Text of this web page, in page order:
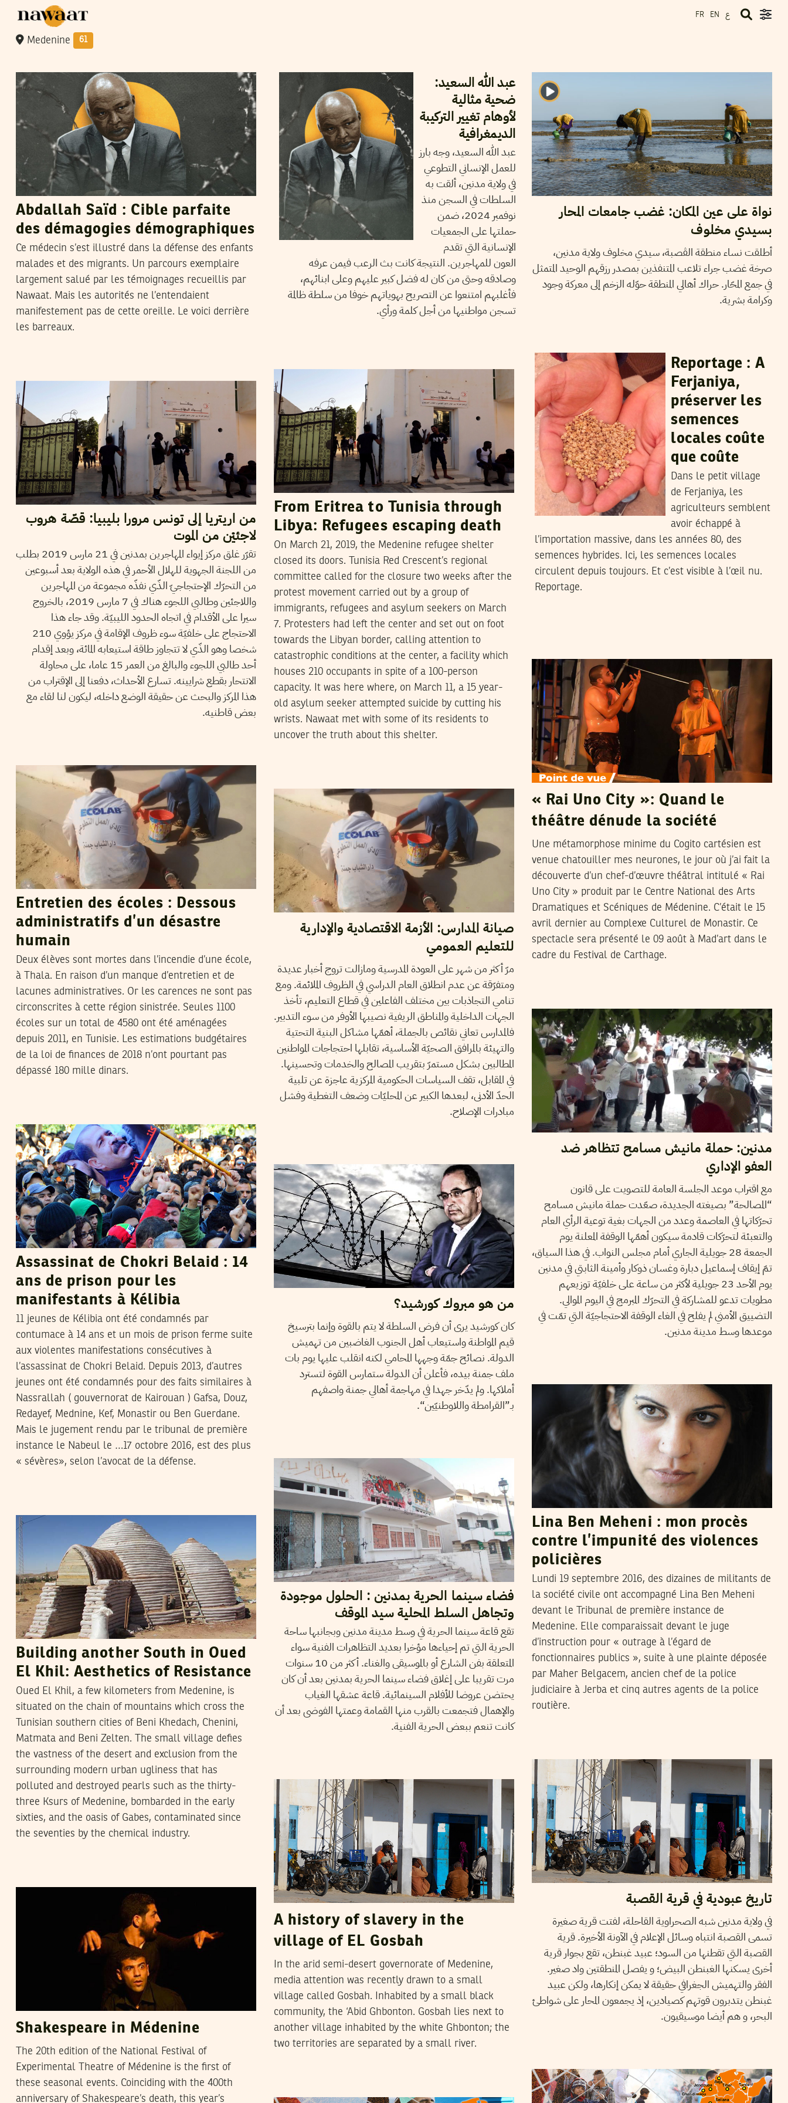
FR EN ع
Medenine 61
Abdallah Saïd : Cible parfaite
des démagogies démographiques
Ce médecin s’est illustré dans la défense des enfants
malades et des migrants. Un parcours exemplaire
largement salué par les témoignages recueillis par
Nawaat. Mais les autorités ne l’entendaient
manifestement pas de cette oreille. Le voici derrière
les barreaux.
عبد الله السعيد:
ضحية مثالية
لأوهام تغيير التركيبة
الديمغرافية
عبد الله السعيد، وجه بارز
للعمل الإنساني التطوعي
في ولاية مدنين، ألقت به
السلطات في السجن منذ
نوفمبر 2024، ضمن
حملتها على الجمعيات
الإنسانية التي تقدم
العون للمهاجرين. النتيجة كانت بث الرعب فيمن عرفه
وصادقه وحتى من كان له فضل كبير عليهم وعلى ابنائهم،
فأغلبهم امتنعوا عن التصريح بهوياتهم خوفا من سلطة ظالمة
تسجن مواطنيها من أجل كلمة ورأي.
نواة على عين المكان: غضب جامعات المحار
بسيدي مخلوف
أطلقت نساء منطقة الڤصبة، سيدي مخلوف ولاية مدنين،
صرخة غضب جراء تلاعب المتنفذين بمصدر رزقهم الوحيد المتمثل
في جمع المحّار. حراك أهالي المنطقة حوّله الزخم إلى معركة وجود
وكرامة بشرية.
Reportage : A
Ferjaniya,
préserver les
semences
locales coûte
que coûte
Dans le petit village
de Ferjaniya, les
agriculteurs semblent
avoir échappé à
l’importation massive, dans les années 80, des
semences hybrides. Ici, les semences locales
circulent depuis toujours. Et c’est visible à l’œil nu.
Reportage.
From Eritrea to Tunisia through
Libya: Refugees escaping death
On March 21, 2019, the Medenine refugee shelter
closed its doors. Tunisia Red Crescent’s regional
committee called for the closure two weeks after the
protest movement carried out by a group of
immigrants, refugees and asylum seekers on March
7. Protesters had left the center and set out on foot
towards the Libyan border, calling attention to
catastrophic conditions at the center, a facility which
houses 210 occupants in spite of a 100-person
capacity. It was here where, on March 11, a 15 year-
old asylum seeker attempted suicide by cutting his
wrists. Nawaat met with some of its residents to
uncover the truth about this shelter.
من اريتريا إلى تونس مرورا بليبيا: قصّة هروب
لاجئيْن من الموت
تقرّر غلق مركز إيواء المهاجرين بمدنين في 21 مارس 2019 بطلب
من اللجنة الجهوية للهلال الأحمر في هذه الولاية بعد أسبوعين
من التحرّك الإحتجاجيّ الذّي نفذّه مجموعة من المهاجرين
واللاجئين وطالبي اللجوء هناك في 7 مارس 2019، بالخروج
سيرا على الأقدام في اتجاه الحدود الليبيّة. وقد جاء هذا
الاحتجاج على خلفيّة سوء ظروف الإقامة في مركز يؤوي 210
شخصا وهو الذّي لا تتجاوز طاقة استيعابه المائة، وبعد إقدام
أحد طالبي اللجوء والبالغ من العمر 15 عاما، على محاولة
الانتحار بقطع شرايينه. تسارع الأحداث، دفعنا إلى الإقتراب من
هذا المركز والبحث عن حقيقة الوضع داخله، ليكون لنا لقاء مع
بعض قاطنيه.
« Rai Uno City »: Quand le
théâtre dénude la société
Une métamorphose minime du Cogito cartésien est
venue chatouiller mes neurones, le jour où j’ai fait la
découverte d’un chef-d’œuvre théâtral intitulé « Rai
Uno City » produit par le Centre National des Arts
Dramatiques et Scéniques de Médenine. C’était le 15
avril dernier au Complexe Culturel de Monastir. Ce
spectacle sera présenté le 09 août à Mad’art dans le
cadre du Festival de Carthage.
Entretien des écoles : Dessous
administratifs d’un désastre
humain
Deux élèves sont mortes dans l’incendie d’une école,
à Thala. En raison d’un manque d’entretien et de
lacunes administratives. Or les carences ne sont pas
circonscrites à cette région sinistrée. Seules 1100
écoles sur un total de 4580 ont été aménagées
depuis 2011, en Tunisie. Les estimations budgétaires
de la loi de finances de 2018 n’ont pourtant pas
dépassé 180 mille dinars.
صيانة المدارس: الأزمة الاقتصادية والإدارية
للتعليم العمومي
مرّ أكثر من شهر على العودة المدرسية ومازالت تروج أخبار عديدة
ومتفرّقة عن عدم انطلاق العام الدراسي في الظروف الملائمة. ومع
تنامي التجاذبات بين مختلف الفاعلين في قطاع التعليم، تأخذ
الجهات الداخلية والمناطق الريفية نصيبها الأوفر من سوء التدبير.
فالمدارس تعاني نقائص بالجملة، أهمّها مشاكل البنية التحتية
والتهيئة بالمرافق الصحيّة الأساسية، تقابلها احتجاجات المواطنين
المطالبين بشكل مستمرّ بتقريب المصالح والخدمات وتحسينها.
في المقابل، تقف السياسات الحكومية المركزية عاجزة عن تلبية
الحدّ الأدنى، لبعدها الكبير عن المحليّات وضعف التغطية وفشل
مبادرات الإصلاح.
مدنين: حملة مانيش مسامح تتظاهر ضد
العفو الإداري
مع اقتراب موعد الجلسة العامة للتصويت على قانون
“المصالحة” بصيغته الجديدة، صعّدت حملة مانيش مسامح
تحرّكاتها في العاصمة وعدد من الجهات بغية توعية الرأي العام
والتعبئة لتحرّكات قادمة سيكون أهمّها الوقفة المعلنة يوم
الجمعة 28 جويلية الجاري أمام مجلس النواب. في هذا السياق،
تمّ إيقاف إسماعيل دبارة وغسان ذوكار وأمينة الثابتي في مدنين
يوم الأحد 23 جويلية لأكثر من ساعة على خلفيّة توزيعهم
مطويات تدعو للمشاركة في التحرّك المبرمج في اليوم الموالي.
التضييق الأمني لم يفلح في الغاء الوقفة الاحتجاجيّة التي تمّت في
موعدها وسط مدينة مدنين.
Assassinat de Chokri Belaid : 14
ans de prison pour les
manifestants à Kélibia
11 jeunes de Kélibia ont été condamnés par
contumace à 14 ans et un mois de prison ferme suite
aux violentes manifestations consécutives à
l’assassinat de Chokri Belaid. Depuis 2013, d’autres
jeunes ont été condamnés pour des faits similaires à
Nassrallah ( gouvernorat de Kairouan ) Gafsa, Douz,
Redayef, Mednine, Kef, Monastir ou Ben Guerdane.
Mais le jugement rendu par le tribunal de première
instance le Nabeul le …17 octobre 2016, est des plus
« sévères», selon l’avocat de la défense.
من هو مبروك كورشيد؟
كان كورشيد يرى أن فرض السلطة لا يتم بالقوة وإنما بترسيخ
قيم المواطنة واستيعاب أهل الجنوب الغاضبين من تهميش
الدولة. نصائح جمّة وجهها المحامي لكنه انقلب عليها يوم بات
ملف جمنة بيده، فأعلن أن الدولة ستمارس القوة لتسترد
أملاكها. ولم يدّخر جهدا في مهاجمة أهالي جمنة واصفهم
بـ”القرامطة واللاوطنيّين“.
Lina Ben Meheni : mon procès
contre l’impunité des violences
policières
Lundi 19 septembre 2016, des dizaines de militants de
la société civile ont accompagné Lina Ben Meheni
devant le Tribunal de première instance de
Medenine. Elle comparaissait devant le juge
d’instruction pour « outrage à l’égard de
fonctionnaires publics », suite à une plainte déposée
par Maher Belgacem, ancien chef de la police
judiciaire à Jerba et cinq autres agents de la police
routière.
فضاء سينما الحرية بمدنين : الحلول موجودة
وتجاهل السلط المحلية سيد الموقف
تقع قاعة سينما الحرية في وسط مدينة مدنين وبجانبها ساحة
الحرية التي تم إحياءها مؤخرا بعديد التظاهرات الفنية سواء
المتعلقة بفن الشارع أو بالموسيقى والغناء. أكثر من 10 سنوات
مرت تقريبا على إغلاق فضاء سينما الحرية بمدنين بعد أن كان
يحتضن عروضا للأفلام السينمائية. قاعة عشقها الغياب
والإهمال فتجمعت بالقرب منها القمامة وعمتها الفوضى بعد أن
كانت تنعم ببعض الحرية الفنية.
Building another South in Oued
El Khil: Aesthetics of Resistance
Oued El Khil, a few kilometers from Medenine, is
situated on the chain of mountains which cross the
Tunisian southern cities of Beni Khedach, Chenini,
Matmata and Beni Zelten. The small village defies
the vastness of the desert and exclusion from the
surrounding modern urban ugliness that has
polluted and destroyed pearls such as the thirty-
three Ksurs of Medenine, bombarded in the early
sixties, and the oasis of Gabes, contaminated since
the seventies by the chemical industry.
تاريخ عبودية في قرية القصبة
في ولاية مدنين شبه الصحراوية القاحلة، لفتت قرية صغيرة
تسمى القصبة انتباه وسائل الإعلام في الآونة الأخيرة. قرية
القصبة التي تقطنها من السود؛ عبيد غبنطن، تقع بجوار قرية
أخرى يسكنها الغبنطن البيض؛ و يفصل المنطقتين واد صغير.
الفقر والتهميش الجغرافي حقيقة لا يمكن إنكارها، ولكن عبيد
غبنطن يتدبرون قوتهم كصيادين، إذ يجمعون المحار على شواطئ
البحر، و هم أيضا موسيقيون.
A history of slavery in the
village of EL Gosbah
In the arid semi-desert governorate of Medenine,
media attention was recently drawn to a small
village called Gosbah. Inhabited by a small black
community, the ‘Abid Ghbonton. Gosbah lies next to
another village inhabited by the white Ghbonton; the
two territories are separated by a small river.
Shakespeare in Médenine
The 20th edition of the National Festival of
Experimental Theatre of Médenine is the first of
these seasonal events. Coinciding with the 400th
anniversary of Shakespeare’s death, this year’s